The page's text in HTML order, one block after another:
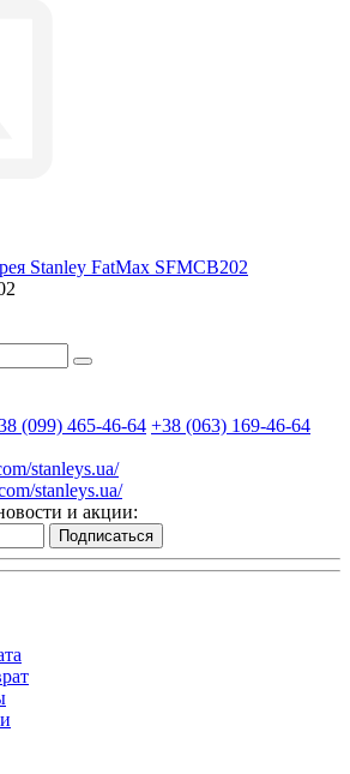
Stanley FatMax SFMCB202
(099) 465-46-64 +38 (063) 169-46-64
stanleys.ua/
stanleys.ua/
и акции:
Подписаться